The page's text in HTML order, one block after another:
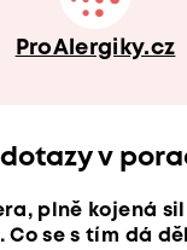
ProAlergiky.cz
v
plně kojená
Co se s tím dá